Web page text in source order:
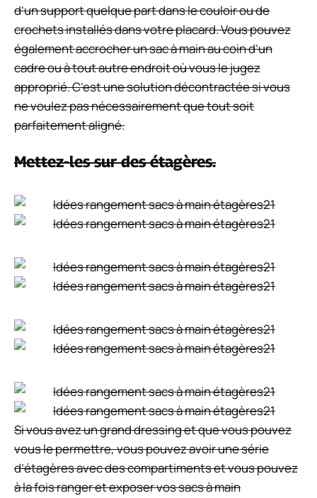
d’un support quelque part dans le couloir ou de
crochets installés dans votre placard. Vous pouvez
également accrocher un sac à main au coin d’un
cadre ou à tout autre endroit où vous le jugez
approprié. C’est une solution décontractée si vous
ne voulez pas nécessairement que tout soit
parfaitement aligné.
Mettez-les sur des étagères.
Si vous avez un grand dressing et que vous pouvez
vous le permettre, vous pouvez avoir une série
d’étagères avec des compartiments et vous pouvez
à la fois ranger et exposer vos sacs à main